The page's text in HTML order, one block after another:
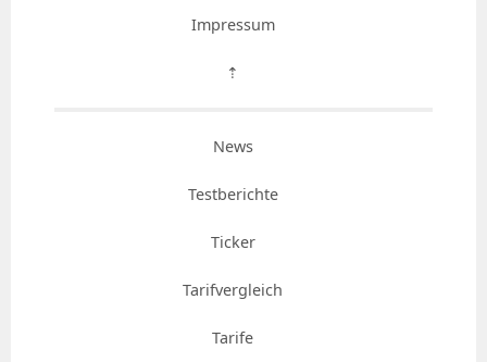
Impressum
⇡
News
Testberichte
Ticker
Tarifvergleich
Tarife